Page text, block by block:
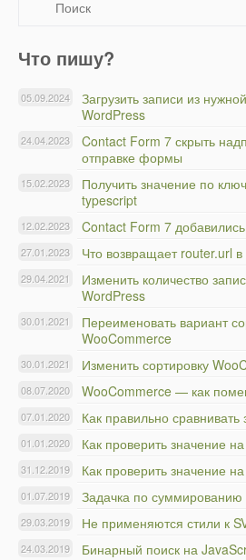
Что пишу?
Загрузить записи из
WordPress
05.09.2024
Contact Form 7 скрыть
отправке формы
24.04.2023
Получить значение по
typescript
15.02.2023
Contact Form 7 добавились
12.02.2023
Что возвращает router.url
27.01.2023
Изменить количество
WordPress
29.04.2021
Переименовать вариант
WooCommerce
30.01.2021
Изменить сортировку
30.01.2021
WooCommerce — как
08.07.2020
Как правильно сравнивать
07.01.2020
Как проверить значение
01.01.2020
Как проверить значение
31.12.2019
Задачка по суммированию
01.07.2019
Не применяются стили к
29.03.2019
Бинарный поиск на
24.03.2019